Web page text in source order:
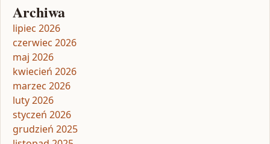
Archiwa
lipiec 2026
czerwiec 2026
maj 2026
kwiecień 2026
marzec 2026
luty 2026
styczeń 2026
grudzień 2025